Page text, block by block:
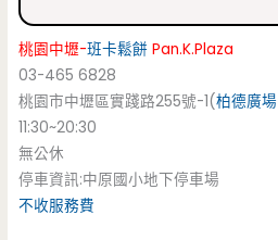
桃園中壢-班卡鬆餅 Pan.K.Plaza
03-465 6828
桃園市中壢區實踐路255號-1(柏德廣場
11:30~20:30
無公休
停車資訊:中原國小地下停車場
不收服務費